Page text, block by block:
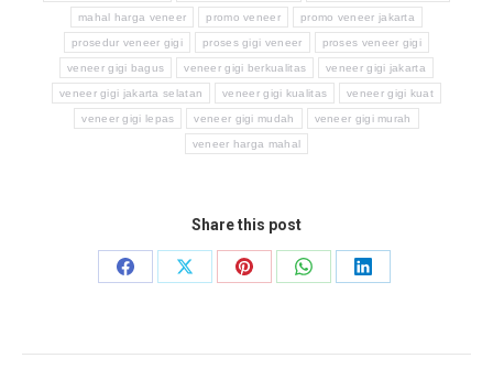
mahal harga veneer promo veneer promo veneer jakarta
prosedur veneer gigi proses gigi veneer proses veneer gigi
veneer gigi bagus veneer gigi berkualitas veneer gigi jakarta
veneer gigi jakarta selatan veneer gigi kualitas veneer gigi kuat
veneer gigi lepas veneer gigi mudah veneer gigi murah
veneer harga mahal
Share this post
Share
Share
Share
Share
Share